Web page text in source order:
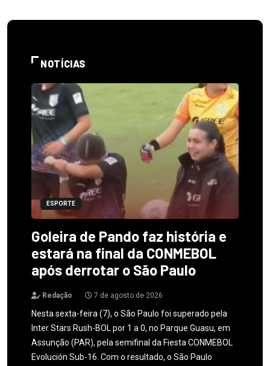
NOTÍCIAS
ESPORTE
Goleira de Pando faz história e
estará na final da CONMEBOL
após derrotar o São Paulo
Redação 7 de agosto de 2026
Nesta sexta-feira (7), o São Paulo foi superado pela
Inter Stars Rush-BOL por 1 a 0, no Parque Guasu, em
Assunção (PAR), pela semifinal da Fiesta CONMEBOL
Evolución Sub-16. Com o resultado, o São Paulo